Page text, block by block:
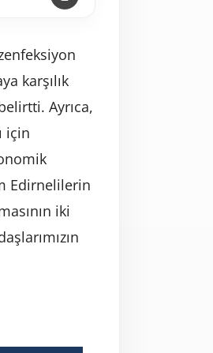
karşılık
Ayrıca,
için
Edirnelilerin
iki